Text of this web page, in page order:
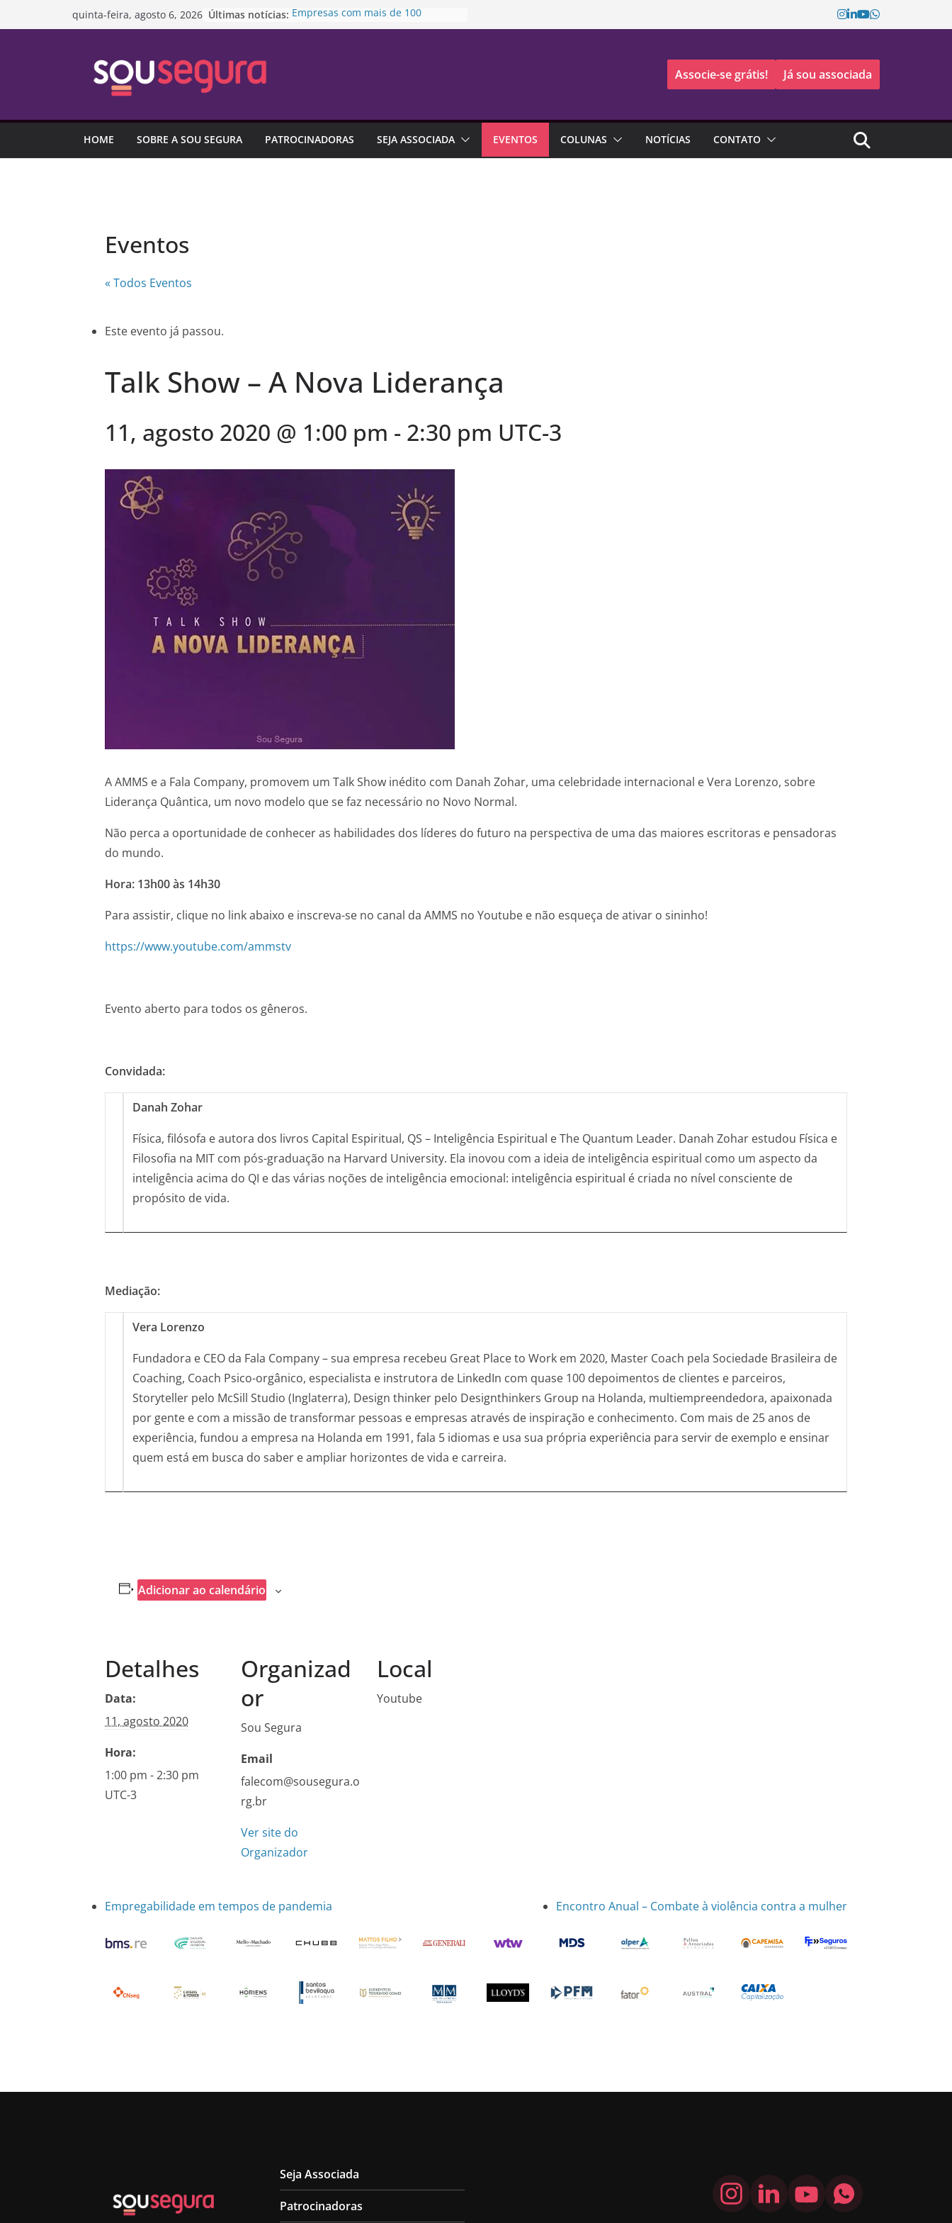
para
quinta-feira, agosto 6, 2026 Últimas notícias: Empresas com mais de 100
empregados devem atualizar
R$ 8,5 bilhões no varejo brasileiro
Brasileiros estão trocando mais de
Associe-se grátis! Já sou associada
HOME SOBRE A SOU SEGURA PATROCINADORAS SEJA ASSOCIADA EVENTOS COLUNAS NOTÍCIAS CONTATO
Eventos
« Todos Eventos
Este evento já passou.
Talk Show – A Nova Liderança
11, agosto 2020 @ 1:00 pm - 2:30 pm UTC-3
A AMMS e a Fala Company, promovem um Talk Show inédito com Danah Zohar, uma celebridade internacional e Vera Lorenzo, sobre
Liderança Quântica, um novo modelo que se faz necessário no Novo Normal.
Não perca a oportunidade de conhecer as habilidades dos líderes do futuro na perspectiva de uma das maiores escritoras e pensadoras
do mundo.
Hora: 13h00 às 14h30
Para assistir, clique no link abaixo e inscreva-se no canal da AMMS no Youtube e não esqueça de ativar o sininho!
https://www.youtube.com/ammstv
Evento aberto para todos os gêneros.
Convidada:
Danah Zohar
Física, filósofa e autora dos livros Capital Espiritual, QS – Inteligência Espiritual e The Quantum Leader. Danah Zohar estudou Física e
Filosofia na MIT com pós-graduação na Harvard University. Ela inovou com a ideia de inteligência espiritual como um aspecto da
inteligência acima do QI e das várias noções de inteligência emocional: inteligência espiritual é criada no nível consciente de
propósito de vida.
Mediação:
Vera Lorenzo
Fundadora e CEO da Fala Company – sua empresa recebeu Great Place to Work em 2020, Master Coach pela Sociedade Brasileira de
Coaching, Coach Psico-orgânico, especialista e instrutora de LinkedIn com quase 100 depoimentos de clientes e parceiros,
Storyteller pelo McSill Studio (Inglaterra), Design thinker pelo Designthinkers Group na Holanda, multiempreendedora, apaixonada
por gente e com a missão de transformar pessoas e empresas através de inspiração e conhecimento. Com mais de 25 anos de
experiência, fundou a empresa na Holanda em 1991, fala 5 idiomas e usa sua própria experiência para servir de exemplo e ensinar
quem está em busca do saber e ampliar horizontes de vida e carreira.
Adicionar ao calendário
Detalhes
Data:
11, agosto 2020
Hora:
1:00 pm - 2:30 pm
UTC-3
Organizad
or
Sou Segura
Email
falecom@sousegura.o
rg.br
Ver site do
Organizador
Local
Youtube
Empregabilidade em tempos de pandemia Encontro Anual – Combate à violência contra a mulher
Seja Associada
Patrocinadoras